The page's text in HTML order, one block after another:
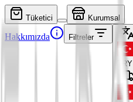
Tüketici Kurumsal
Hakkımızda Filtreler
TRY